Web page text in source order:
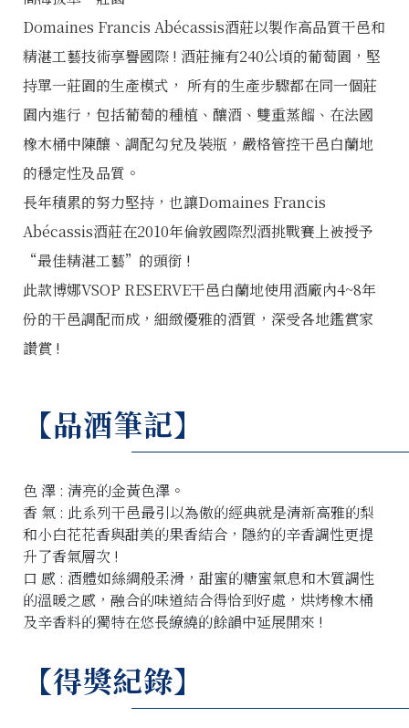
Domaines Francis Abécassis酒莊以製作高品質干邑和
精湛工藝技術享譽國際 ! 酒莊擁有240公頃的葡萄園，堅
持單一莊園的生產模式， 所有的生產步驟都在同一個莊
園內進行，包括葡萄的種植、釀酒、雙重蒸餾、在法國
橡木桶中陳釀、調配勾兌及裝瓶，嚴格管控干邑白蘭地
的穩定性及品質。
長年積累的努力堅持，也讓Domaines Francis
Abécassis酒莊在2010年倫敦國際烈酒挑戰賽上被授予
“最佳精湛工藝”的頭銜 !
此款博娜VSOP RESERVE干邑白蘭地使用酒廠內4~8年
份的干邑調配而成，細緻優雅的酒質，深受各地鑑賞家
讚賞 !
【品酒筆記】
色 澤 : 清亮的金黃色澤。
香 氣 : 此系列干邑最引以為傲的經典就是清新高雅的梨
和小白花花香與甜美的果香結合，隱約的辛香調性更提
升了香氣層次 !
口 感 : 酒體如絲綢般柔滑，甜蜜的糖蜜氣息和木質調性
的溫暖之感，融合的味道結合得恰到好處，烘烤橡木桶
及辛香料的獨特在悠長繚繞的餘韻中延展開來 !
【得獎紀錄】